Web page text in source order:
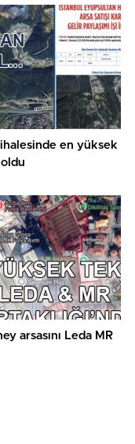
en yüksek
arsasını Leda MR